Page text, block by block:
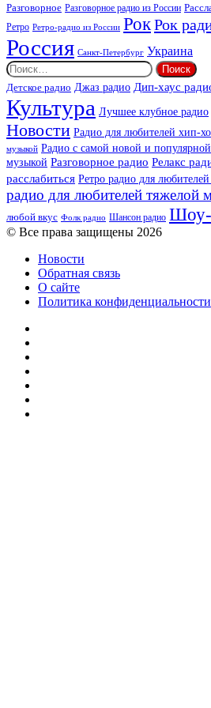
Разговорное Разговорное радио из России
Ретро Ретро-радио из России РокРок
Россия Санкт-Петербург Украина
Найти:
Детское радио Джаз радио Дип-хаус
Культура Лучшее клубное радио
Новости Радио для любителей хип-
музыкой Радио с самой новой и
музыкой Разговорное радио Релакс
расслабиться Ретро радио для
радио для любителей тяжелой
любой вкус Фолк радио Шансон радио Шоу-
© Все права защищены 2026
Новости
Обратная связь
О сайте
Политика конфиденциальности